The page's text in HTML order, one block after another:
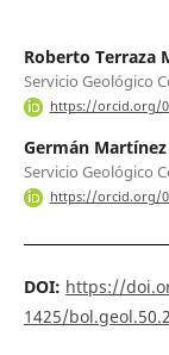
Roberto Terraza
Servicio Geológico
https://orcid.org/
Germán
Servicio Geológico
https://orcid.org/
DOI: https://
1425/